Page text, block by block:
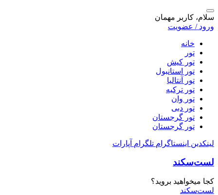
سلام، کاربر مهمان
ورود / عضویت
خانه
تور
تور کیش
تور استانبول
تور آنتالیا
تور ترکیه
تور وان
تور دبی
تور گرجستان
تور گرجستان
لینکدین اینستاگرام تلگرام آپارات
لست‌سکند
کجا میخواهید بروید؟
لست‌سکند